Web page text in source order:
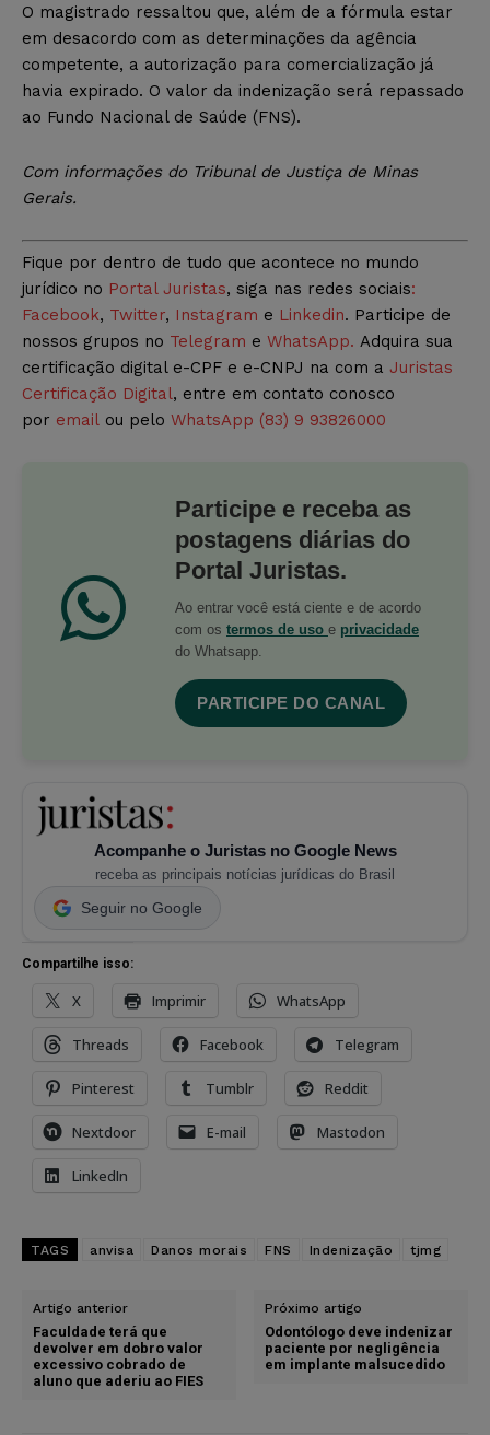
O magistrado ressaltou que, além de a fórmula estar
em desacordo com as determinações da agência
competente, a autorização para comercialização já
havia expirado. O valor da indenização será repassado
ao Fundo Nacional de Saúde (FNS).
Com informações do Tribunal de Justiça de Minas
Gerais.
Fique por dentro de tudo que acontece no mundo
jurídico no Portal Juristas, siga nas redes sociais:
Facebook, Twitter, Instagram e Linkedin. Participe de
nossos grupos no Telegram e WhatsApp. Adquira sua
certificação digital e-CPF e e-CNPJ na com a Juristas
Certificação Digital, entre em contato conosco
por email ou pelo WhatsApp (83) 9 93826000
Participe e receba as
postagens diárias do
Portal Juristas.
Ao entrar você está ciente e de acordo
com os termos de uso e privacidade
do Whatsapp.
PARTICIPE DO CANAL
Acompanhe o Juristas no Google News
receba as principais notícias jurídicas do Brasil
Seguir no Google
Compartilhe isso:
X Imprimir WhatsApp
Threads Facebook Telegram
Pinterest Tumblr Reddit
Nextdoor E-mail Mastodon
LinkedIn
TAGS anvisa Danos morais FNS Indenização tjmg
Artigo anterior
Faculdade terá que
devolver em dobro valor
excessivo cobrado de
aluno que aderiu ao FIES
Próximo artigo
Odontólogo deve indenizar
paciente por negligência
em implante malsucedido